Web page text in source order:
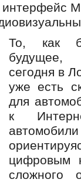
интерфейс
То, как
будущее,
сегодня в
уже есть
для
к
цифровым
сложного